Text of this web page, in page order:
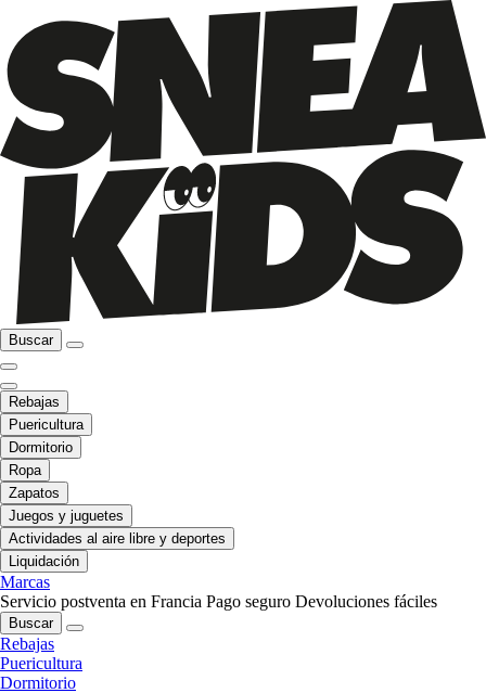
Buscar
Rebajas
Puericultura
Dormitorio
Ropa
Zapatos
Juegos y juguetes
Actividades al aire libre y deportes
Liquidación
Marcas
Servicio postventa en Francia Pago seguro Devoluciones fáciles
Buscar
Rebajas
Puericultura
Dormitorio